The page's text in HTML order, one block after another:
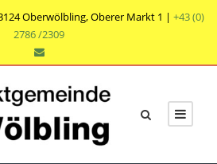
Oberwölbling, Oberer Markt 1 | +43 (0)
2786 /2309